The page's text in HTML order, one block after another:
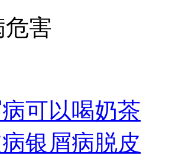
害
可以喝奶茶
银屑病脱皮